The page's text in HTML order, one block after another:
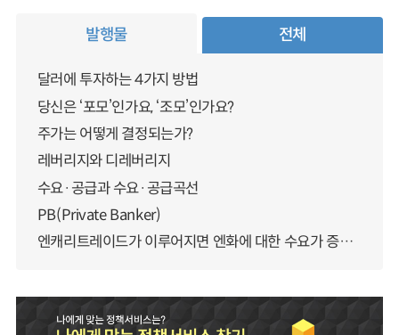
발행물 전체
달러에 투자하는 4가지 방법
당신은 ‘포모’인가요, ‘조모’인가요?
주가는 어떻게 결정되는가?
레버리지와 디레버리지
수요·공급과 수요·공급곡선
PB(Private Banker)
엔캐리트레이드가 이루어지면 엔화에 대한 수요가 증가하지 않나요?